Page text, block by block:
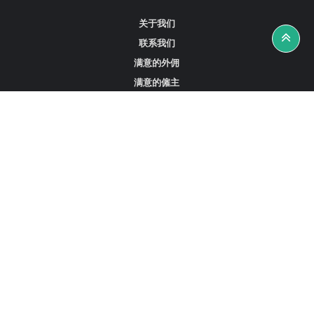
关于我们
联系我们
满意的外佣
满意的僱主